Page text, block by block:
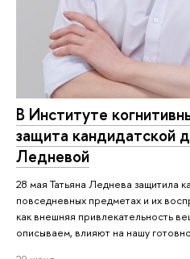
В Институте
защита кандидатской
Ледневой
28 мая Татьяна Леднева защитила
повседневных предметах и их
как внешняя привлекательность
описываем, влияют на нашу